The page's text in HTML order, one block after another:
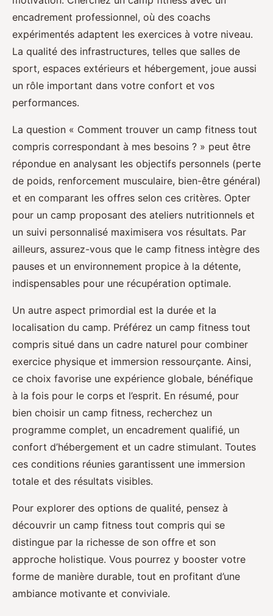
encadrement professionnel, où des coachs
expérimentés adaptent les exercices à votre niveau.
La qualité des infrastructures, telles que salles de
sport, espaces extérieurs et hébergement, joue aussi
un rôle important dans votre confort et vos
performances.
La question « Comment trouver un camp fitness tout
compris correspondant à mes besoins ? » peut être
répondue en analysant les objectifs personnels (perte
de poids, renforcement musculaire, bien-être général)
et en comparant les offres selon ces critères. Opter
pour un camp proposant des ateliers nutritionnels et
un suivi personnalisé maximisera vos résultats. Par
ailleurs, assurez-vous que le camp fitness intègre des
pauses et un environnement propice à la détente,
indispensables pour une récupération optimale.
Un autre aspect primordial est la durée et la
localisation du camp. Préférez un camp fitness tout
compris situé dans un cadre naturel pour combiner
exercice physique et immersion ressourçante. Ainsi,
ce choix favorise une expérience globale, bénéfique
à la fois pour le corps et l’esprit. En résumé, pour
bien choisir un camp fitness, recherchez un
programme complet, un encadrement qualifié, un
confort d’hébergement et un cadre stimulant. Toutes
ces conditions réunies garantissent une immersion
totale et des résultats visibles.
Pour explorer des options de qualité, pensez à
découvrir un camp fitness tout compris qui se
distingue par la richesse de son offre et son
approche holistique. Vous pourrez y booster votre
forme de manière durable, tout en profitant d’une
ambiance motivante et conviviale.